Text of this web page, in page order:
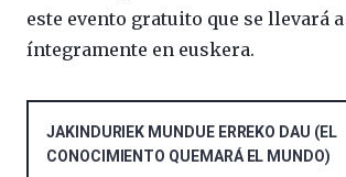
este evento gratuito que se llevará a
íntegramente en euskera.
JAKINDURIEK MUNDUE ERREKO DAU (EL
CONOCIMIENTO QUEMARÁ EL MUNDO)